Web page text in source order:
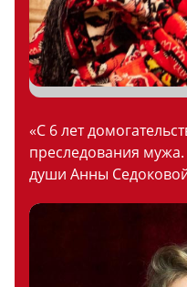
«С 6 лет
преследования
души Анны